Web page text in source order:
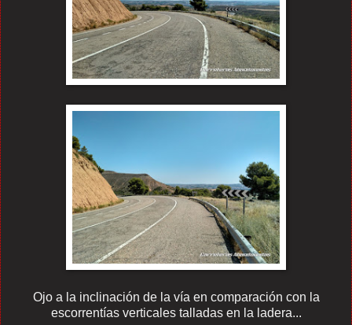
Ojo a la inclinación de la vía en comparación con la
escorrentías verticales talladas en la ladera...